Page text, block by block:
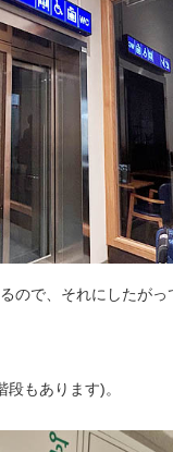
ので、それにしたがっ
もあります)。